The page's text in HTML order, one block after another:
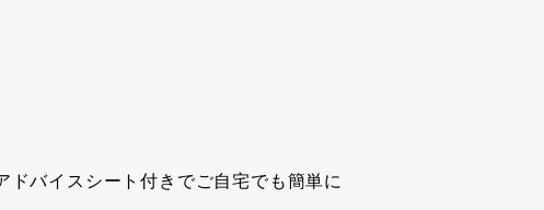
バイスシート付きでご自宅でも簡単に